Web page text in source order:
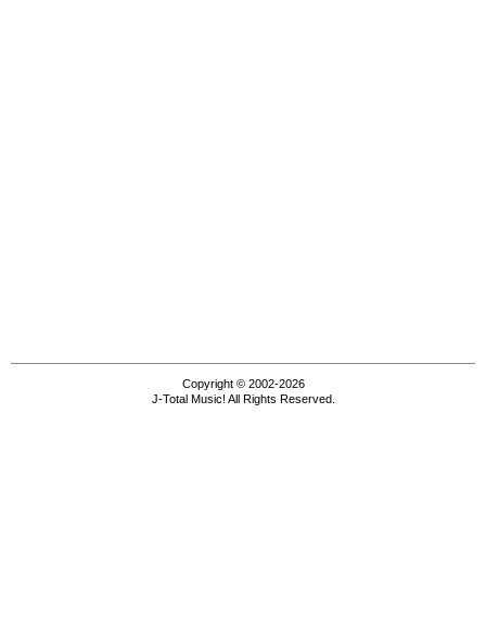
Copyright © 2002-2026
J-Total Music! All Rights Reserved.